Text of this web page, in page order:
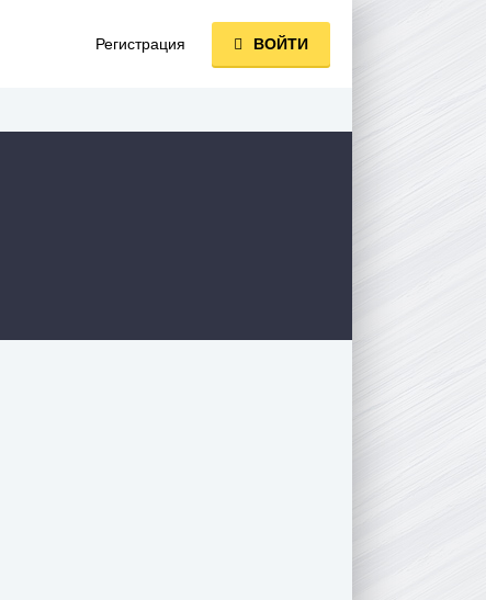
Регистрация ВОЙТИ